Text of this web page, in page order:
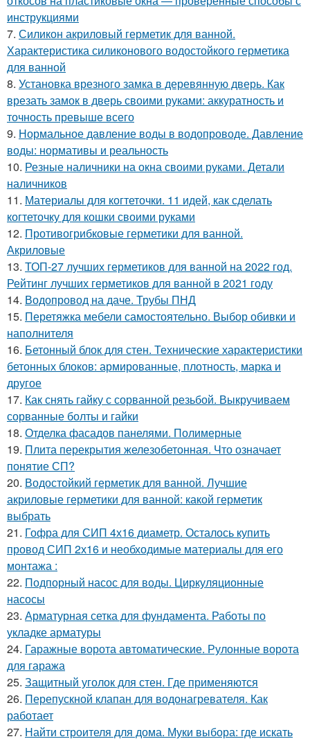
инструкциями
7. Силикон акриловый герметик для ванной.
Характеристика силиконового водостойкого герметика
для ванной
8. Установка врезного замка в деревянную дверь. Как
врезать замок в дверь своими руками: аккуратность и
точность превыше всего
9. Нормальное давление воды в водопроводе. Давление
воды: нормативы и реальность
10. Резные наличники на окна своими руками. Детали
наличников
11. Материалы для когтеточки. 11 идей, как сделать
когтеточку для кошки своими руками
12. Противогрибковые герметики для ванной.
Акриловые
13. ТОП-27 лучших герметиков для ванной на 2022 год.
Рейтинг лучших герметиков для ванной в 2021 году
14. Водопровод на даче. Трубы ПНД
15. Перетяжка мебели самостоятельно. Выбор обивки и
наполнителя
16. Бетонный блок для стен. Технические характеристики
бетонных блоков: армированные, плотность, марка и
другое
17. Как снять гайку с сорванной резьбой. Выкручиваем
сорванные болты и гайки
18. Отделка фасадов панелями. Полимерные
19. Плита перекрытия железобетонная. Что означает
понятие СП?
20. Водостойкий герметик для ванной. Лучшие
акриловые герметики для ванной: какой герметик
выбрать
21. Гофра для СИП 4х16 диаметр. Осталось купить
провод СИП 2х16 и необходимые материалы для его
монтажа :
22. Подпорный насос для воды. Циркуляционные
насосы
23. Арматурная сетка для фундамента. Работы по
укладке арматуры
24. Гаражные ворота автоматические. Рулонные ворота
для гаража
25. Защитный уголок для стен. Где применяются
26. Перепускной клапан для водонагревателя. Как
работает
27. Найти строителя для дома. Муки выбора: где искать